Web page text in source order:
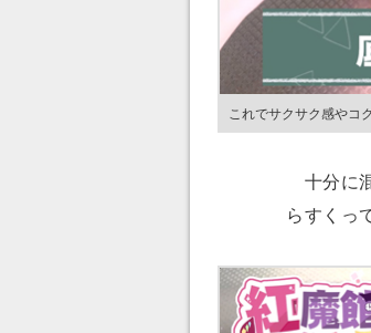
これでサクサク感やコ
十分に
らすくっ